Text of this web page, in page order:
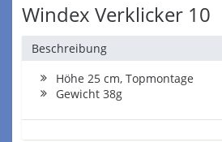
Windex Verklicker 10
Beschreibung
Höhe 25 cm, Topmontage
Gewicht 38g